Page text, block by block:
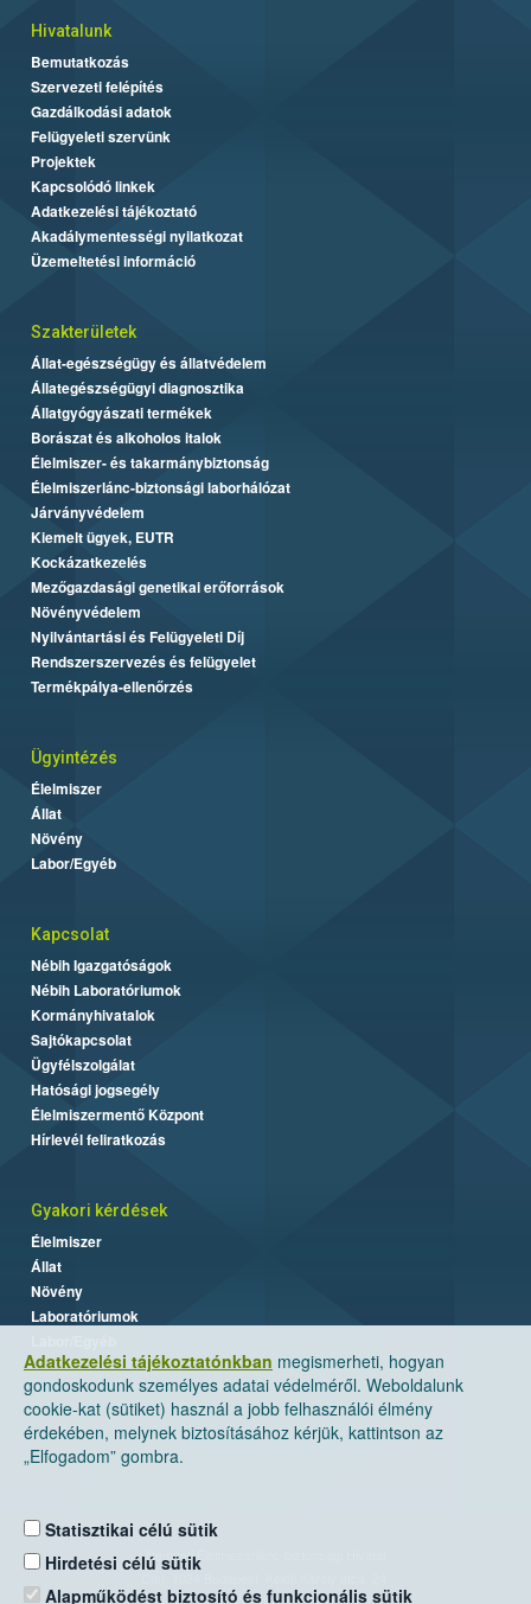
Adatkezelési tájékoztatónkban megismerheti, hogyan
gondoskodunk személyes adatai védelméről. Weboldalunk
cookie-kat (sütiket) használ a jobb felhasználói élmény
érdekében, melynek biztosításához kérjük, kattintson az
„Elfogadom” gombra.
Statisztikai célú sütik
Hirdetési célú sütik
Alapműködést biztosító és funkcionális sütik
Hivatalunk
Bemutatkozás
Szervezeti felépítés
Gazdálkodási adatok
Felügyeleti szervünk
Projektek
Kapcsolódó linkek
Adatkezelési tájékoztató
Akadálymentességi nyilatkozat
Üzemeltetési információ
Szakterületek
Állat-egészségügy és állatvédelem
Állategészségügyi diagnosztika
Állatgyógyászati termékek
Borászat és alkoholos italok
Élelmiszer- és takarmánybiztonság
Élelmiszerlánc-biztonsági laborhálózat
Járványvédelem
Kiemelt ügyek, EUTR
Kockázatkezelés
Mezőgazdasági genetikai erőforrások
Növényvédelem
Nyilvántartási és Felügyeleti Díj
Rendszerszervezés és felügyelet
Termékpálya-ellenőrzés
Ügyintézés
Élelmiszer
Állat
Növény
Labor/Egyéb
Kapcsolat
Nébih Igazgatóságok
Nébih Laboratóriumok
Kormányhivatalok
Sajtókapcsolat
Ügyfélszolgálat
Hatósági jogsegély
Élelmiszermentő Központ
Hírlevél feliratkozás
Gyakori kérdések
Élelmiszer
Állat
Növény
Laboratóriumok
Nemzeti Élelmiszerlánc-biztonsági Hivatal